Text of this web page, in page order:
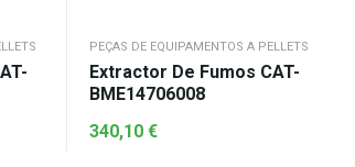
PEÇAS DE EQUIPAMENTOS A PELLETS
Extractor De Fumos CAT-
BME14706008
340,10 €